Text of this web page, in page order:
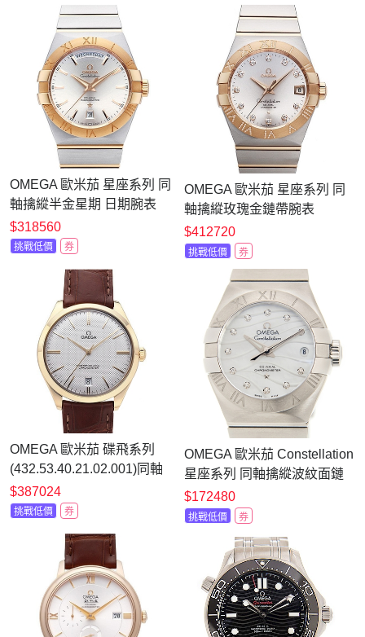
OMEGA 歐米茄 星座系列 同
軸擒縱半金星期 日期腕表
(123.20.38.22.02.001)x玫瑰
金x38mm
$318560
挑戰低價 券
OMEGA 歐米茄 星座系列 同
軸擒縱玫瑰金鏈帶腕表
(123.25.38.21.52.003)x38mm
$412720
挑戰低價 券
OMEGA 歐米茄 碟飛系列
(432.53.40.21.02.001)同軸
擒縱三針皮錶手上鍊腕錶x黃
K金x40mm
$387024
挑戰低價 券
OMEGA 歐米茄 Constellation
星座系列 同軸擒縱波紋面鏈
帶
(123.10.27.20.55.002)x27mm
$172480
挑戰低價 券